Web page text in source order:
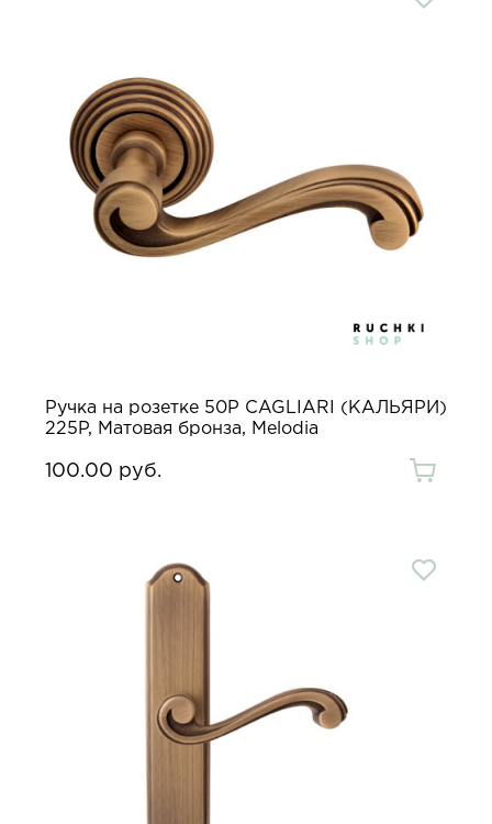
Ручка на розетке 50P CAGLIARI (КАЛЬЯРИ)
225P, Матовая бронза, Melodia
100.00 руб.